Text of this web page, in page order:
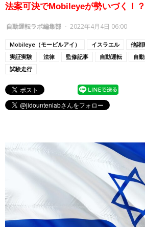
法案可決でMobileyeが勢いづく！？
自動運転ラボ編集部 - 2022年4月4日 06:00
Mobileye（モービルアイ） イスラエル 他諸
実証実験
法律 監修記事 自動運転 自
試験走行